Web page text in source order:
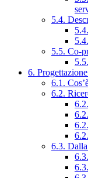
5.4.
5.5. Co-
6.
6.1.
6.2.
6.3.